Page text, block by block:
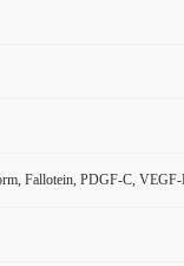
Fallotein, PDGF-C,